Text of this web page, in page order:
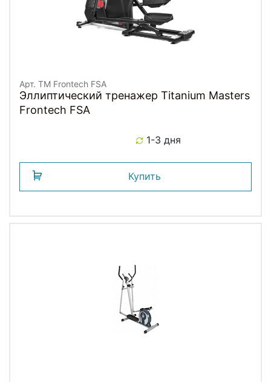
Арт. TM Frontech FSA
Эллиптический тренажер Titanium Masters
Frontech FSA
1-3 дня
Купить